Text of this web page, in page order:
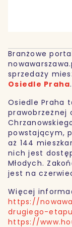
Branżowe
sprzedaży
Osiedle Praha.
Osiedle Praha
prawobrzeżnej
powstającym,
aż 144
nich jest
Młodych.
jest na
Więcej
https://
drugiego-
https://